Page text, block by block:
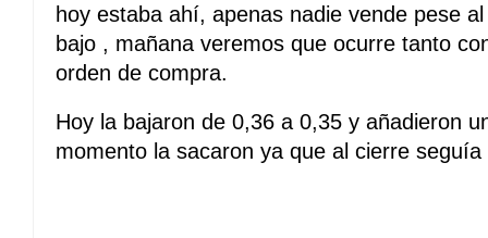
hoy estaba ahí, apenas nadie vende pese
bajo , mañana veremos que ocurre tanto
orden de compra.
Hoy la bajaron de 0,36 a 0,35 y añadieron
momento la sacaron ya que al cierre